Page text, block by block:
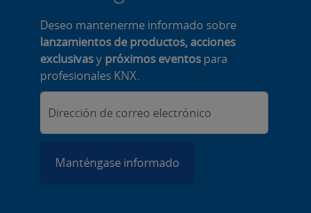
Deseo mantenerme informado sobre
lanzamientos de productos, acciones
exclusivasy próximos eventos para
profesionales KNX.
Manténgase informado